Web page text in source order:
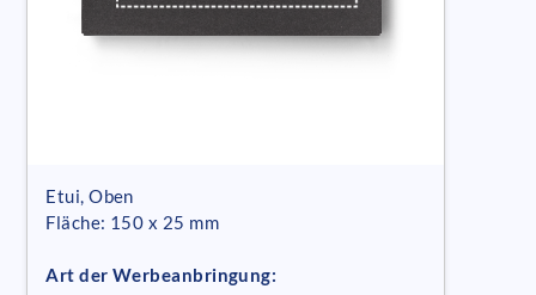
Etui, Oben
Fläche: 150 x 25 mm
Art der Werbeanbringung: